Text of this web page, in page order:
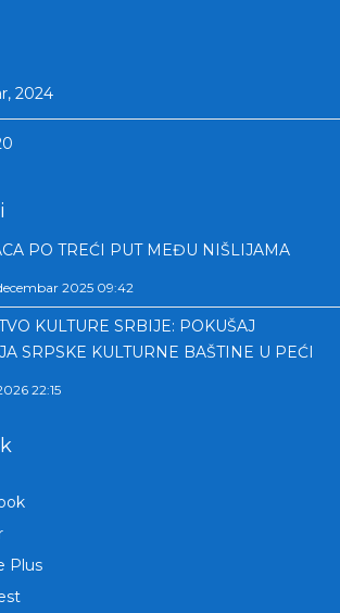
2024
PO TREĆI PUT MEĐU NIŠLIJAMA
2025 09:42
KULTURE SRBIJE: POKUŠAJ
SRPSKE KULTURNE BAŠTINE U PEĆI
22:15
Plus